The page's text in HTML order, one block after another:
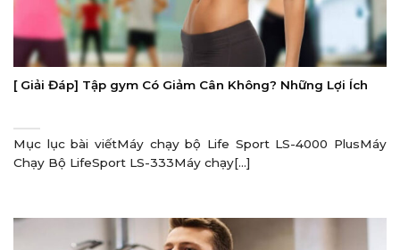
[ Giải Đáp] Tập gym Có Giảm Cân Không? Những Lợi Ích
Mục lục bài viếtMáy chạy bộ Life Sport LS-4000 PlusMáy
Chạy Bộ LifeSport LS-333Máy chạy[...]